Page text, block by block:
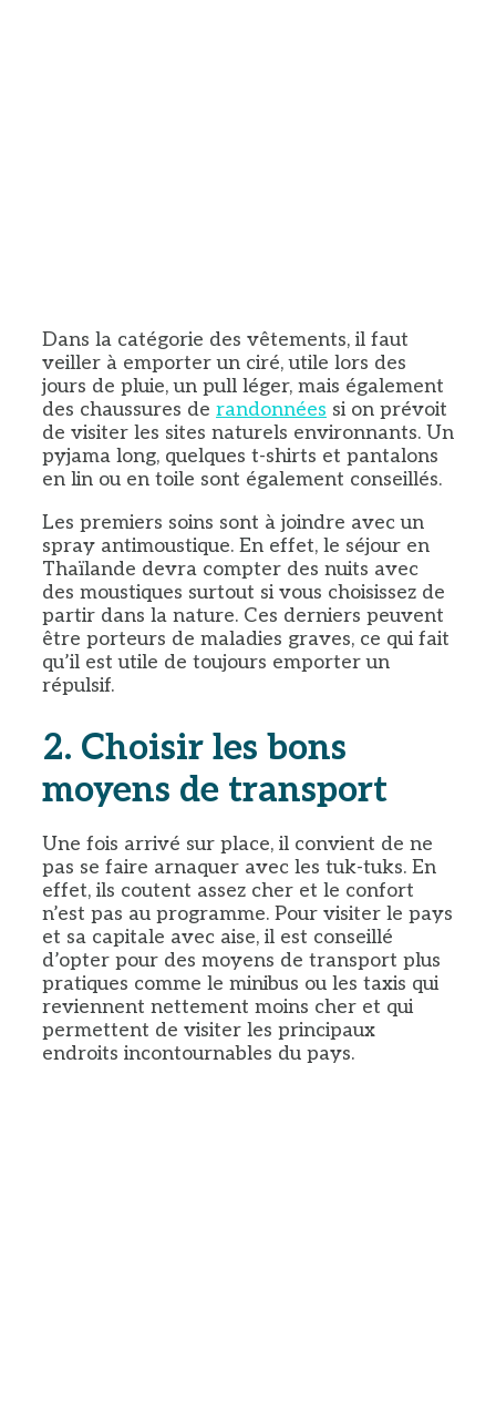
Dans la catégorie des vêtements, il faut
veiller à emporter un ciré, utile lors des
jours de pluie, un pull léger, mais également
des chaussures de randonnées si on prévoit
de visiter les sites naturels environnants. Un
pyjama long, quelques t-shirts et pantalons
en lin ou en toile sont également conseillés.
Les premiers soins sont à joindre avec un
spray antimoustique. En effet, le séjour en
Thaïlande devra compter des nuits avec
des moustiques surtout si vous choisissez de
partir dans la nature. Ces derniers peuvent
être porteurs de maladies graves, ce qui fait
qu’il est utile de toujours emporter un
répulsif.
2. Choisir les bons
moyens de transport
Une fois arrivé sur place, il convient de ne
pas se faire arnaquer avec les tuk-tuks. En
effet, ils coutent assez cher et le confort
n’est pas au programme. Pour visiter le pays
et sa capitale avec aise, il est conseillé
d’opter pour des moyens de transport plus
pratiques comme le minibus ou les taxis qui
reviennent nettement moins cher et qui
permettent de visiter les principaux
endroits incontournables du pays.